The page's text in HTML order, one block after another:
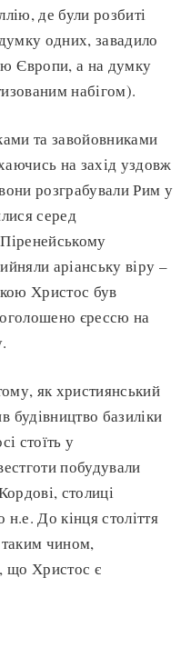
де були розбиті
одних, завадило
Європи, а на думку
набігом).
та завойовниками
на захід уздовж
розграбували Рим у
серед
аріанську віру –
Христос був
єрессю на
як християнський
будівництво базиліки
стоїть у
побудували
столиці
н.е. До кінця століття
чином,
що Христос є